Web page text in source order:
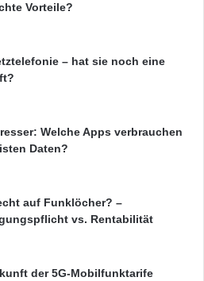
Vorteile?
– hat sie noch eine
Welche Apps verbrauchen
Daten?
auf Funklöcher? –
vs. Rentabilität
der 5G-Mobilfunktarife